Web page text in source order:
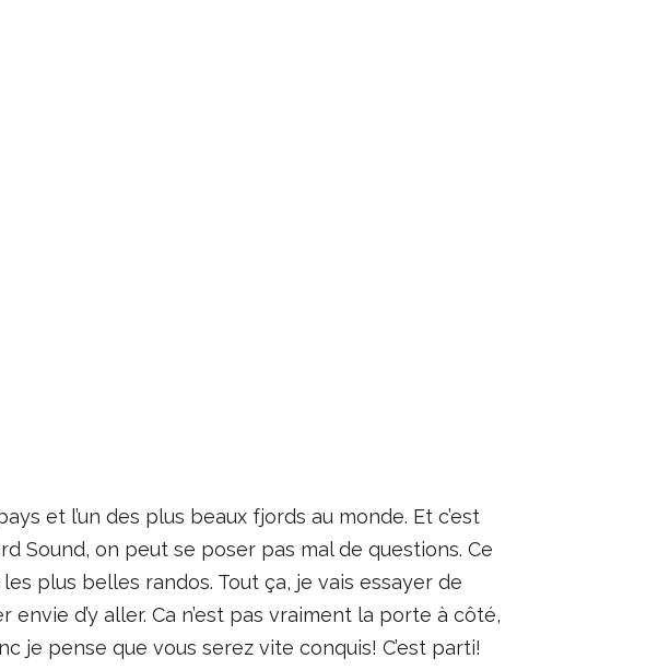
et l’un des plus beaux fjords au monde. Et c’est
Sound, on peut se poser pas mal de questions. Ce
plus belles randos. Tout ça, je vais essayer de
d’y aller. Ca n’est pas vraiment la porte à côté,
je pense que vous serez vite conquis! C’est parti!